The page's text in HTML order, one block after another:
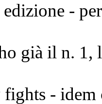
-
già il n. 1,
- idem